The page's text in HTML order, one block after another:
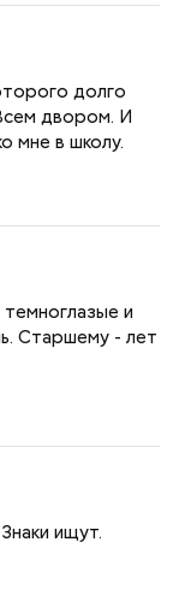
долго
двором. И
мне в школу.
и
Старшему - лет
ищут.